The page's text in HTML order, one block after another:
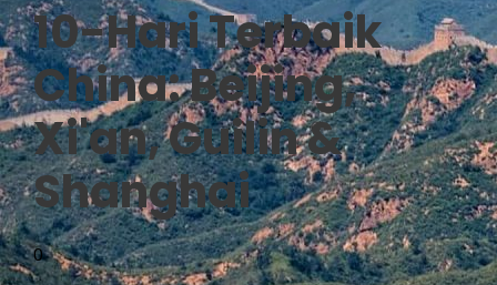
10-Hari Terbaik
China: Beijing,
Xi'an, Guilin &
Shanghai
0